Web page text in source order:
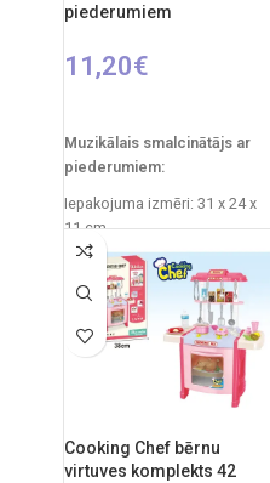
Elementi: 3 x AA (nav iekļauti)
piederumiem
11,20€
Muzikālais smalcinātājs ar
piederumiem:
Iepakojuma izmēri: 31 x 24 x
11 cm
Svars: 490 g
Ieteicamais vecums: no 3
gadiem
Nepieciešamie elementi:
Izcelsmes valsts: Ķīna.
Cooking Chef bērnu
virtuves komplekts 42